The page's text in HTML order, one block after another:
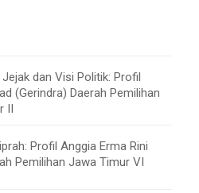
dan Visi Politik: Profil
(Gerindra) Daerah Pemilihan
II
Profil Anggia Erma Rini
Pemilihan Jawa Timur VI